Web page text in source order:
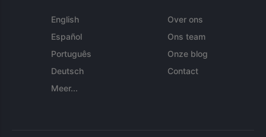
English
Español
Português
Deutsch
Meer...
Over ons
Ons team
Onze blog
Contact